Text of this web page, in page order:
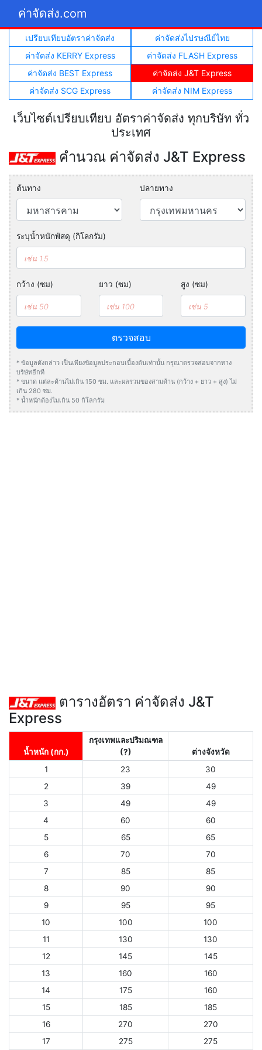
ค่าจัดส่ง.com
เปรียบเทียบอัตราค่าจัดส่ง
ค่าจัดส่งไปรษณีย์ไทย
ค่าจัดส่ง KERRY Express
ค่าจัดส่ง FLASH Express
ค่าจัดส่ง BEST Express
ค่าจัดส่ง J&T Express
ค่าจัดส่ง SCG Express
ค่าจัดส่ง NIM Express
เว็บไซต์เปรียบเทียบ อัตราค่าจัดส่ง ทุกบริษัท ทั่ว
ประเทศ
คำนวณ ค่าจัดส่ง J&T Express
ต้นทาง ปลายทาง
ระบุน้ำหนักพัสดุ (กิโลกรัม)
กว้าง (ซม) ยาว (ซม) สูง (ซม)
ตรวจสอบ
* ข้อมูลดังกล่าว เป็นเพียงข้อมูลประกอบเบื้องต้นเท่านั้น กรุณาตรวจสอบจากทาง
บริษัทอีกที
* ขนาด แต่ละด้านไม่เกิน 150 ซม. และผลรวมของสามด้าน (กว้าง + ยาว + สูง) ไม่
เกิน 280 ซม.
* น้ำหนักต้องไมเกิน 50 กิโลกรัม
ตารางอัตรา ค่าจัดส่ง J&T
Express
น้ำหนัก (กก.)
กรุงเทพและปริมณฑล
(?)
ต่างจังหวัด
1
23
30
2
39
49
3
49
49
4
60
60
5
65
65
6
70
70
7
85
85
8
90
90
9
95
95
10
100
100
11
130
130
12
145
145
13
160
160
14
175
160
15
185
185
16
270
270
17
275 275